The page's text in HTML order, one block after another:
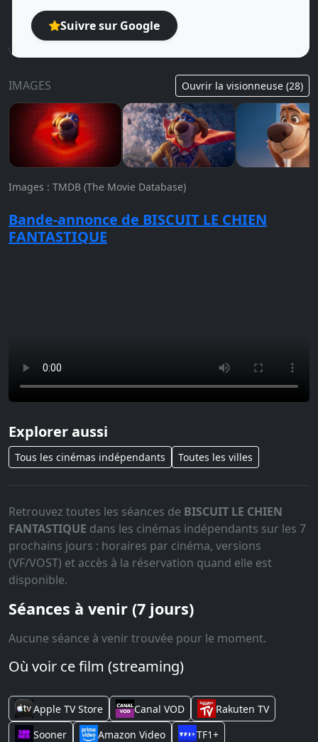
Suivre sur Google
IMAGES Ouvrir la visionneuse (28)
Images : TMDB (The Movie Database)
Bande-annonce de BISCUIT LE CHIEN
FANTASTIQUE
Explorer aussi
Tous les cinémas indépendants Toutes les villes
Retrouvez toutes les séances de BISCUIT LE CHIEN
FANTASTIQUE dans les cinémas indépendants sur les 7
prochains jours : horaires par cinéma, versions
(VF/VOST) et accès à la réservation quand elle est
disponible.
Séances à venir (7 jours)
Aucune séance à venir trouvée pour le moment.
Où voir ce film (streaming)
Apple TV Store
Canal VOD
Rakuten TV
Sooner
Amazon Video
TF1+